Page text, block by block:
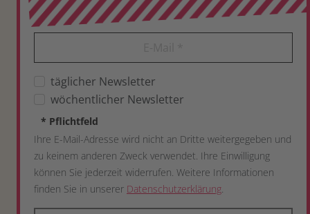
täglicher Newsletter
wöchentlicher Newsletter
* Pflichtfeld
Ihre E-Mail-Adresse wird nicht an Dritte weitergegeben und
zu keinem anderen Zweck verwendet. Ihre Einwilligung
können Sie jederzeit widerrufen. Weitere Informationen
finden Sie in unserer Datenschutzerklärung.